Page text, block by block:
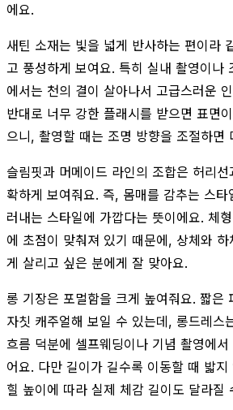
에요.
새틴 소재는 빛을 넓게 반사하는 편이라
고 풍성하게 보여요. 특히 실내 촬영이나
에서는 천의 결이 살아나서 고급스러운
반대로 너무 강한 플래시를 받으면 표면
으니, 촬영할 때는 조명 방향을 조절하면
슬림핏과 머메이드 라인의 조합은 허리
확하게 보여줘요. 즉, 몸매를 감추는 스
러내는 스타일에 가깝다는 뜻이에요. 체
에 초점이 맞춰져 있기 때문에, 상체와 하
게 살리고 싶은 분에게 잘 맞아요.
롱 기장은 포멀함을 크게 높여줘요. 짧은
자칫 캐주얼해 보일 수 있는데, 롱드레스
흐름 덕분에 셀프웨딩이나 기념 촬영에
어요. 다만 길이가 길수록 이동할 때 밟
힐 높이에 따라 실제 체감 길이도 달라질